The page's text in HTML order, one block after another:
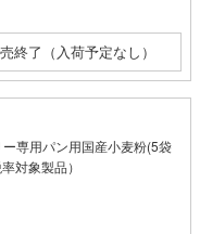
終了（入荷予定なし）
専用パン用国産小麦粉(5袋
対象製品）